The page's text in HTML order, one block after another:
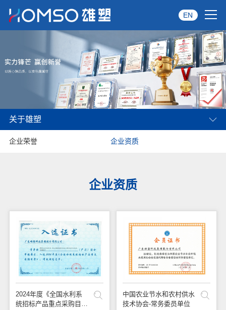
关于雄塑
品牌服务
投资者关系
经典案例
联系我们
EN
关于雄塑
企业荣誉 企业资质
企业资质
2024年度《全国水利系
统招标产品重点采购目
中国农业节水和农村供水
技术协会-常务委员单位